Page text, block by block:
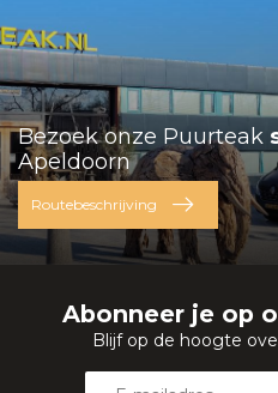
Bezoek onze Puurteak
Apeldoorn
Routebeschrijving
Abonneer je op
Blijf op de hoogte